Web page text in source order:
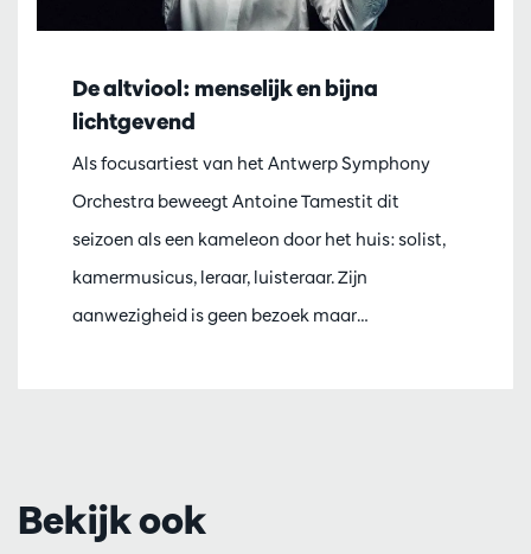
De altviool: menselijk en bijna
lichtgevend
Als focusartiest van het Antwerp Symphony
Orchestra beweegt Antoine Tamestit dit
seizoen als een kameleon door het huis: solist,
kamermusicus, leraar, luisteraar. Zijn
aanwezigheid is geen bezoek maar…
Bekijk ook